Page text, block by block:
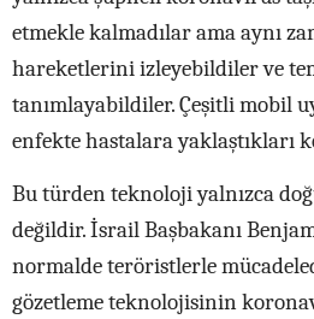
etmekle kalmadılar ama aynı
hareketlerini izleyebildiler ve
tanımlayabildiler. Çeşitli mobil
enfekte hastalara yaklaştıkları
Bu türden teknoloji yalnızca
değildir. İsrail Başbakanı
normalde teröristlerle
gözetleme teknolojisinin